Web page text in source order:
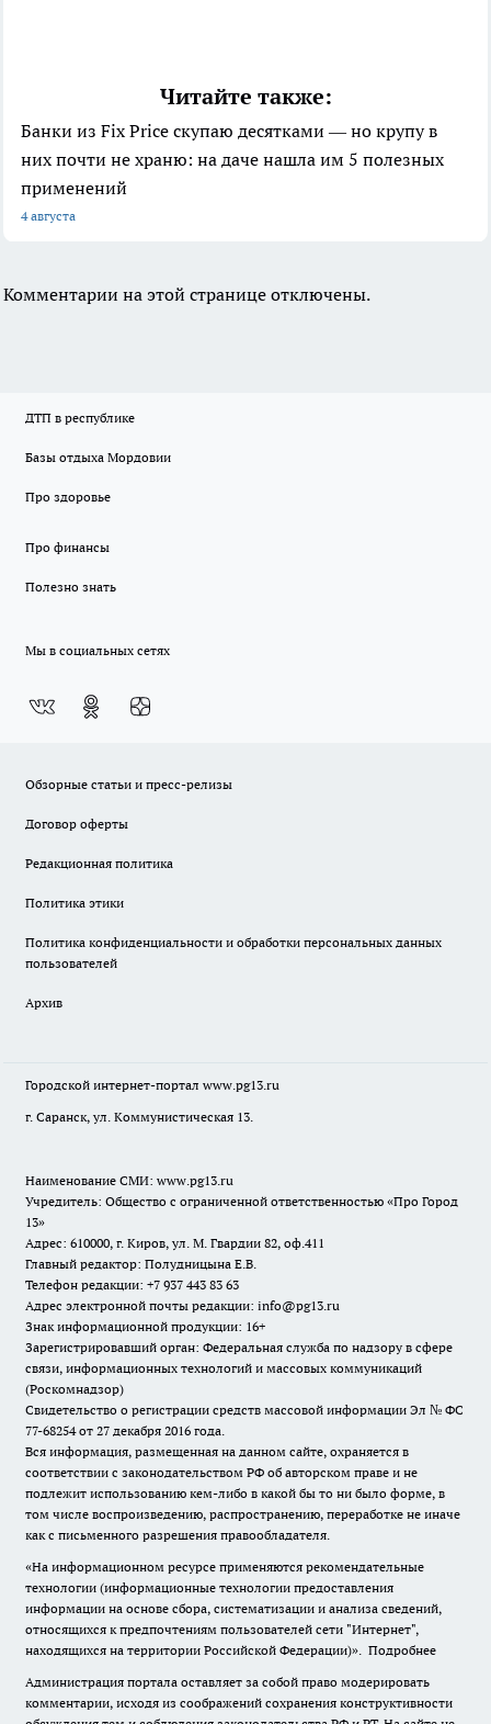
Читайте также:
Банки из Fix Price скупаю десятками — но крупу в
них почти не храню: на даче нашла им 5 полезных
применений
4 августа
Комментарии на этой странице отключены.
ДТП в республике
Базы отдыха Мордовии
Про здоровье
Про финансы
Полезно знать
Мы в социальных сетях
Обзорные статьи и пресс-релизы
Договор оферты
Редакционная политика
Политика этики
Политика конфиденциальности и обработки персональных данных
пользователей
Архив
Городской интернет-портал www.pg13.ru
г. Саранск, ул. Коммунистическая 13.
Наименование СМИ: www.pg13.ru
Учредитель: Общество с ограниченной ответственностью «Про Город
13»
Адрес: 610000, г. Киров, ул. М. Гвардии 82, оф.411
Главный редактор: Полудницына Е.В.
Телефон редакции: +7 937 443 83 63
Адрес электронной почты редакции: info@pg13.ru
Знак информационной продукции: 16+
Зарегистрировавший орган: Федеральная служба по надзору в сфере
связи, информационных технологий и массовых коммуникаций
(Роскомнадзор)
Свидетельство о регистрации средств массовой информации Эл № ФС
77-68254 от 27 декабря 2016 года.
Вся информация, размещенная на данном сайте, охраняется в
соответствии с законодательством РФ об авторском праве и не
подлежит использованию кем-либо в какой бы то ни было форме, в
том числе воспроизведению, распространению, переработке не иначе
как с письменного разрешения правообладателя.
«На информационном ресурсе применяются рекомендательные
технологии (информационные технологии предоставления
информации на основе сбора, систематизации и анализа сведений,
относящихся к предпочтениям пользователей сети "Интернет",
находящихся на территории Российской Федерации)». Подробнее
Администрация портала оставляет за собой право модерировать
комментарии, исходя из соображений сохранения конструктивности